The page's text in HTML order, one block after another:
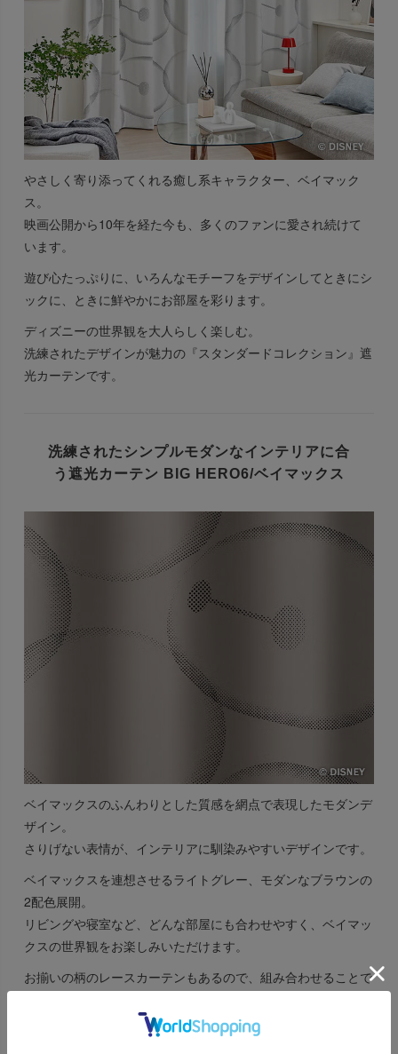
やさしく寄り添ってくれる癒し系キャラクター、ベイマック
ス。
映画公開から10年を経た今も、多くのファンに愛され続けて
います。
遊び心たっぷりに、いろんなモチーフをデザインしてときにシ
ックに、ときに鮮やかにお部屋を彩ります。
ディズニーの世界観を大人らしく楽しむ。
洗練されたデザインが魅力の『スタンダードコレクション』遮
光カーテンです。
洗練されたシンプルモダンなインテリアに合
う 遮光カーテン BIG HERO6/ベイマックス
ベイマックスのふんわりとした質感を網点で表現したモダンデ
ザイン。
さりげない表情が、インテリアに馴染みやすいデザインです。
ベイマックスを連想させるライトグレー、モダンなブラウンの
2配色展開。
リビングや寝室など、どんな部屋にも合わせやすく、ベイマッ
クスの世界観をお楽しみいただけます。
お揃いの柄のレースカーテンもあるので、組み合わせることで
共生地のタッセル付きで、可愛いディズニーのパッケージに梱